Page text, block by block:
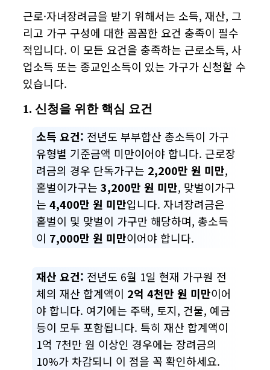
근로·자녀장려금을 받기 위해서는 소득, 재산, 그
리고 가구 구성에 대한 꼼꼼한 요건 충족이 필수
적입니다. 이 모든 요건을 충족하는 근로소득, 사
업소득 또는 종교인소득이 있는 가구가 신청할 수
있습니다.
1. 신청을 위한 핵심 요건
소득 요건: 전년도 부부합산 총소득이 가구
유형별 기준금액 미만이어야 합니다. 근로장
려금의 경우 단독가구는 2,200만 원 미만,
홑벌이가구는3,200만 원 미만, 맞벌이가구
는4,400만 원 미만입니다. 자녀장려금은
홑벌이 및 맞벌이 가구만 해당하며, 총소득
이 7,000만 원 미만이어야 합니다.
재산 요건: 전년도 6월 1일 현재 가구원 전
체의 재산 합계액이 2억 4천만 원 미만이어
야 합니다. 여기에는 주택, 토지, 건물, 예금
등이 모두 포함됩니다. 특히 재산 합계액이
1억 7천만 원 이상인 경우에는 장려금의
10%가 차감되니 이 점을 꼭 확인하세요.